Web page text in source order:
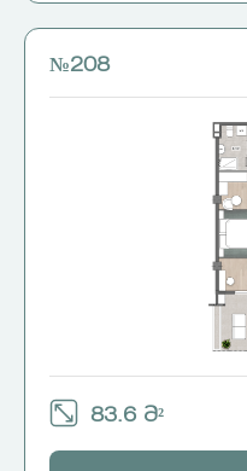
№208
83.6 Მ²